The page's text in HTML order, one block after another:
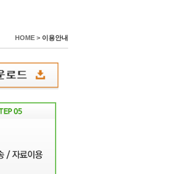
HOME > 이용안내